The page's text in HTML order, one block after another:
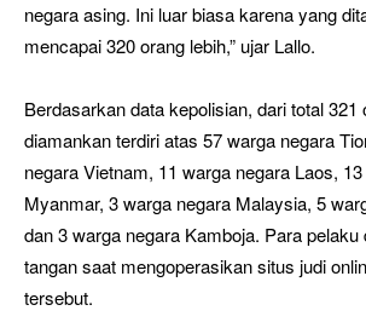
negara asing. Ini luar biasa karena yang
mencapai 320 orang lebih,” ujar Lallo.
Berdasarkan data kepolisian, dari total 321
diamankan terdiri atas 57 warga negara
negara Vietnam, 11 warga negara Laos,
Myanmar, 3 warga negara Malaysia, 5
dan 3 warga negara Kamboja. Para pelaku
tangan saat mengoperasikan situs judi
tersebut.